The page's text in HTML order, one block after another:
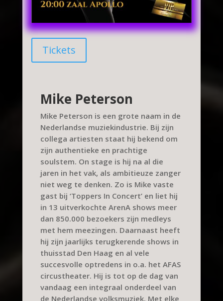
Tickets
Mike Peterson
Mike Peterson is een grote naam in de
Nederlandse muziekindustrie. Bij zijn
collega artiesten staat hij bekend om
zijn authentieke en prachtige
soulstem. On stage is hij na al die
jaren in het vak, als ambitieuze zanger
niet weg te denken. Zo is Mike vaste
gast bij ‘Toppers In Concert’ en liet hij
in 13 uitverkochte ArenA shows meer
dan 850.000 bezoekers zijn medleys
met hem meezingen. Daarnaast heeft
hij zijn jaarlijks terugkerende shows in
thuisstad Den Haag en al vele
succesvolle optredens in o.a. het AFAS
circustheater. Hij is tot op de dag van
vandaag een integraal onderdeel van
de Nederlandse volksmuziek. Met elke